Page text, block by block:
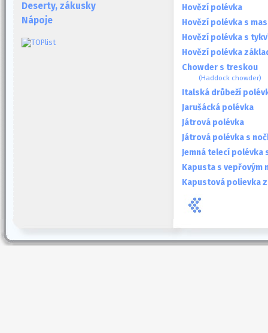
Deserty, zákusky
Nápoje
Hovězí polévka
Hovězí polévka s
Hovězí polévka s
Hovězí polévka
Chowder s treskou
(Haddock chowder)
Italská drůbeží
Jarušácká polévka
Játrová polévka
Játrová polévka s
Jemná telecí polévka
Kapusta s vepřovým
Kapustová polievka